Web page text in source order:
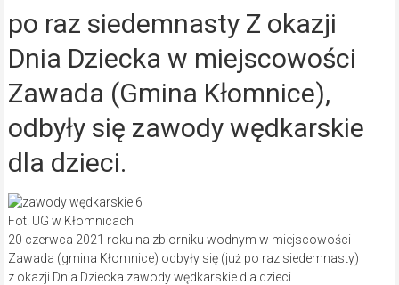
po raz siedemnasty Z okazji
Dnia Dziecka w miejscowości
Zawada (Gmina Kłomnice),
odbyły się zawody wędkarskie
dla dzieci.
Fot. UG w Kłomnicach
20 czerwca 2021 roku na zbiorniku wodnym w miejscowości
Zawada (gmina Kłomnice) odbyły się (już po raz siedemnasty)
z okazji Dnia Dziecka zawody wędkarskie dla dzieci.